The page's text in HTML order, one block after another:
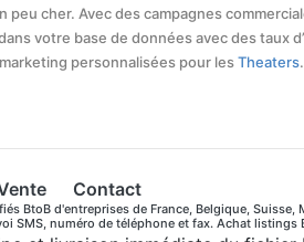
cher. Avec des campagnes
votre base de données avec des taux
personnalisées pour lesTheaters
Contact
BtoB d'entreprises de France, Belgique,
SMS, numéro de téléphone et fax. Achat listings